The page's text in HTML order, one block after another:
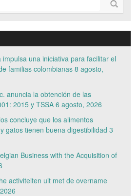
impulsa una iniciativa para facilitar el
familias colombianas 8 agosto,
anuncia la obtención de las
2015 y TSSA6 agosto, 2026
concluye que los alimentos
gatos tienen buena digestibilidad 3
Business with the Acquisition of
activiteiten uit met de overname